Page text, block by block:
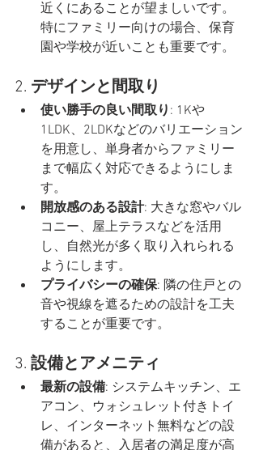
近くにあることが望ましいです。
特にファミリー向けの場合、保育
園や学校が近いことも重要です。
2. デザインと間取り
使い勝手の良い間取り : 1Kや
1LDK、2LDKなどのバリエーション
を用意し、単身者からファミリー
まで幅広く対応できるようにしま
す。
開放感のある設計: 大きな窓やバル
コニー、屋上テラスなどを活用
し、自然光が多く取り入れられる
ようにします。
プライバシーの確保: 隣の住戸との
音や視線を遮るための設計を工夫
することが重要です。
3. 設備とアメニティ
最新の設備: システムキッチン、エ
アコン、ウォシュレット付きトイ
レ、インターネット無料などの設
備があると、入居者の満足度が高